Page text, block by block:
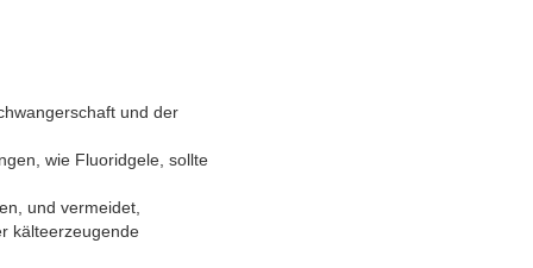
und der
wie Fluoridgele, sollte
und vermeidet,
kälteerzeugende